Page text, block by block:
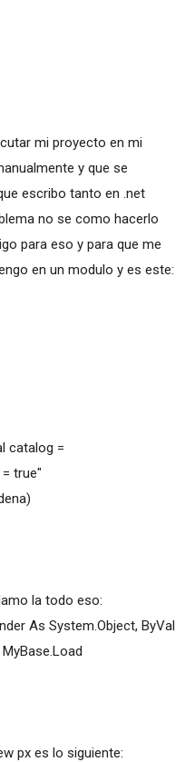
mi proyecto en mi
y que se
escribo tanto en .net
no se como hacerlo
para eso y para que me
en un modulo y es este:
catalog =
true"
la todo eso:
As System.Object, ByVal
px es lo siguiente: